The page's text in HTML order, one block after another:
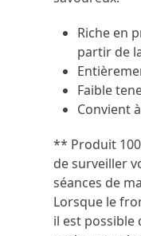
Riche en
partir de
Faible
Convient
** Produit
de surveiller
séances de
Lorsque le
il est possible